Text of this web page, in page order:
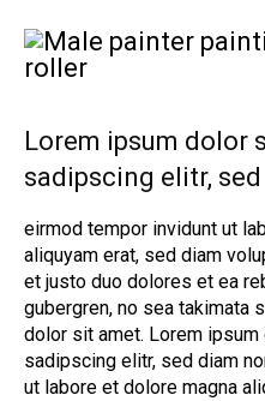
Lorem ipsum dolor
sadipscing elitr,
eirmod tempor invidunt ut
aliquyam erat, sed diam
et justo duo dolores et ea
gubergren, no sea takimata
dolor sit amet. Lorem
sadipscing elitr, sed diam
ut labore et dolore magna